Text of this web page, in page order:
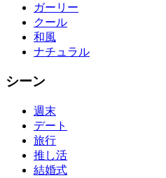
ガーリー
クール
和風
ナチュラル
シーン
週末
デート
旅行
推し活
結婚式